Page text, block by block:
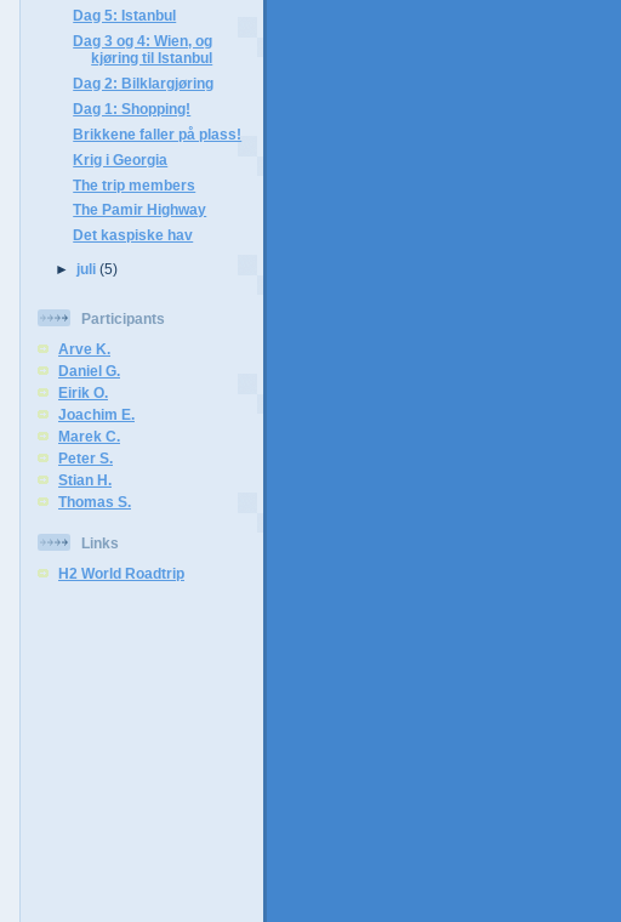
Dag 5: Istanbul
Dag 3 og 4: Wien, og
kjøring til Istanbul
Dag 2: Bilklargjøring
Dag 1: Shopping!
Brikkene faller på plass!
Krig i Georgia
The trip members
The Pamir Highway
Det kaspiske hav
► juli(5)
Participants
Arve K.
Daniel G.
Eirik O.
Joachim E.
Marek C.
Peter S.
Stian H.
Thomas S.
Links
H2 World Roadtrip